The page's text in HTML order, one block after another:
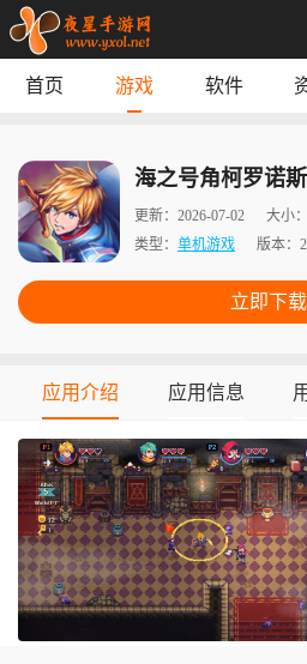
专题 榜单
首页 游戏 软件
海之号角柯罗诺
更新： 2026-07-02 大小：
类型： 单机游戏 版本： 2
立即下载
应用介绍 应用信息